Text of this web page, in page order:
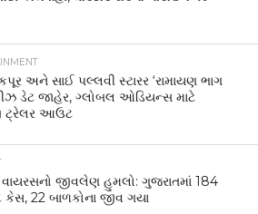
અને સાઈ પલ્લવી સ્ટારર ‘રામાયણ ભાગ
ડેટ જાહેર, ગ્લોબલ ઓડિયન્સ માટે
ટ્રેલર આઉટ
વાયરસનો જીવલેણ હુમલો: ગુજરાતમાં 184
કેસ, 22 બાળકોના જીવ ગયા